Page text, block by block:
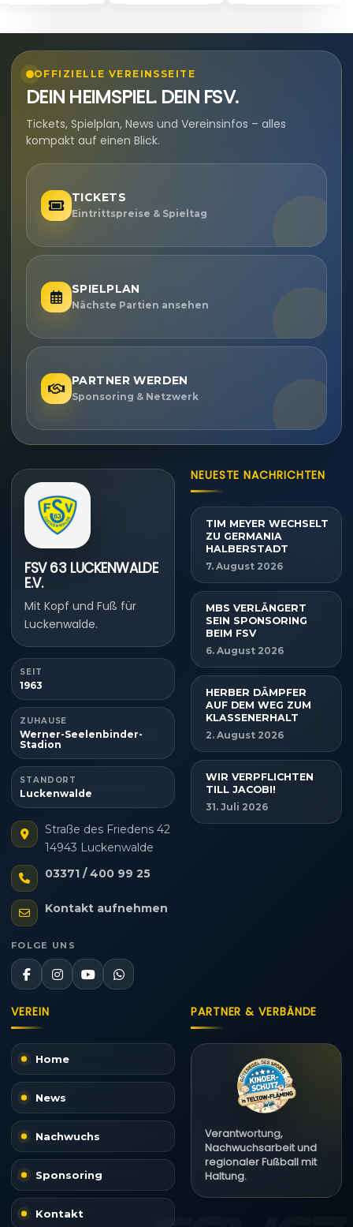
OFFIZIELLE VEREINSSEITE
DEIN HEIMSPIEL. DEIN FSV.
Tickets, Spielplan, News und Vereinsinfos – alles
kompakt auf einen Blick.
TICKETS
Eintrittspreise & Spieltag
SPIELPLAN
Nächste Partien ansehen
PARTNER WERDEN
Sponsoring & Netzwerk
FSV 63 LUCKENWALDE
E.V.
Mit Kopf und Fuß für
Luckenwalde.
SEIT
1963
ZUHAUSE
Werner-Seelenbinder-
Stadion
STANDORT
Luckenwalde
Straße des Friedens 42
14943 Luckenwalde
03371 / 400 99 25
Kontakt aufnehmen
FOLGE UNS
NEUESTE NACHRICHTEN
TIM MEYER WECHSELT
ZU GERMANIA
HALBERSTADT
7. August 2026
MBS VERLÄNGERT
SEIN SPONSORING
BEIM FSV
6. August 2026
HERBER DÄMPFER
AUF DEM WEG ZUM
KLASSENERHALT
2. August 2026
WIR VERPFLICHTEN
TILL JACOBI!
31. Juli 2026
VEREIN
Home
News
Nachwuchs
Sponsoring
Kontakt
PARTNER & VERBÄNDE
Verantwortung,
Nachwuchsarbeit und
regionaler Fußball mit
Haltung.